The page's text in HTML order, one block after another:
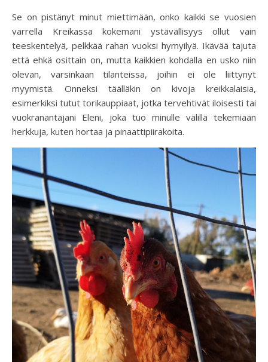
Se on pistänyt minut miettimään, onko kaikki se vuosien
varrella Kreikassa kokemani ystävällisyys ollut vain
teeskentelyä, pelkkää rahan vuoksi hymyilyä. Ikävää tajuta
että ehkä osittain on, mutta kaikkien kohdalla en usko niin
olevan, varsinkaan tilanteissa, joihin ei ole liittynyt
myymistä. Onneksi täälläkin on kivoja kreikkalaisia,
esimerkiksi tutut torikauppiaat, jotka tervehtivät iloisesti tai
vuokranantajani Eleni, joka tuo minulle välillä tekemiään
herkkuja, kuten hortaa ja pinaattipiirakoita.